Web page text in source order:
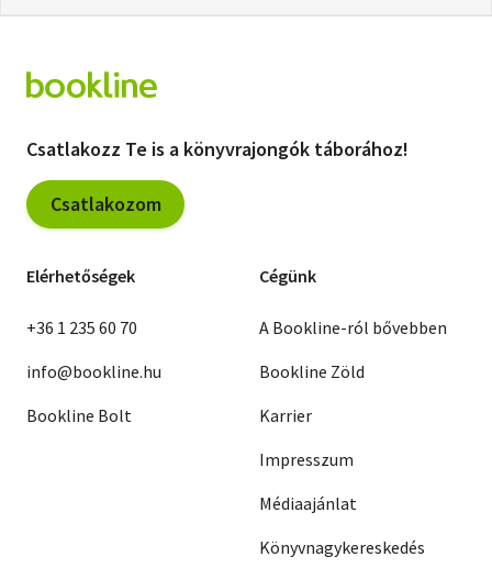
Csatlakozz Te is a könyvrajongók táborához!
Csatlakozom
Elérhetőségek
+36 1 235 60 70
info@bookline.hu
Bookline Bolt
Cégünk
A Bookline-ról bővebben
Bookline Zöld
Karrier
Impresszum
Médiaajánlat
Könyvnagykereskedés